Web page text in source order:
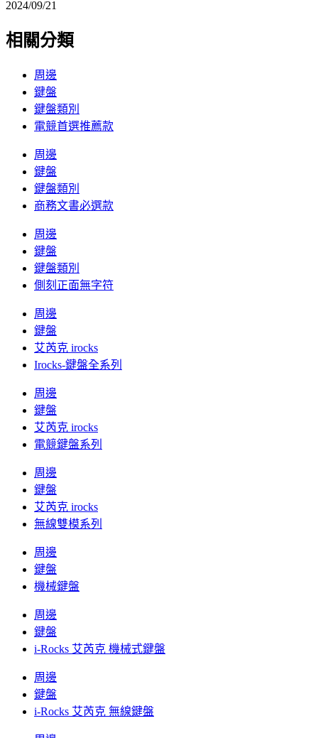
2024/09/21
相關分類
周邊
鍵盤
鍵盤類別
電競首選推薦款
周邊
鍵盤
鍵盤類別
商務文書必選款
周邊
鍵盤
鍵盤類別
側刻正面無字符
周邊
鍵盤
艾芮克 irocks
Irocks-鍵盤全系列
周邊
鍵盤
艾芮克 irocks
電競鍵盤系列
周邊
鍵盤
艾芮克 irocks
無線雙模系列
周邊
鍵盤
機械鍵盤
周邊
鍵盤
i-Rocks 艾芮克 機械式鍵盤
周邊
鍵盤
i-Rocks 艾芮克 無線鍵盤